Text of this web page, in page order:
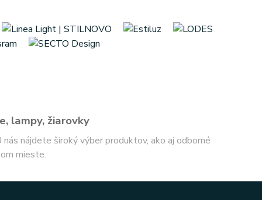
lampy, žiarovky
nájdete široký výber produktov, ako aj odborné
mieste.